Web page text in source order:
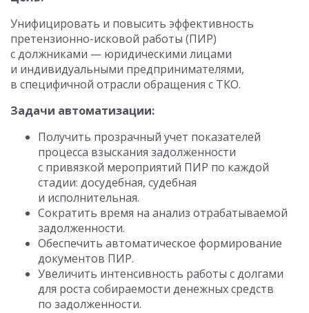
Унифицировать и повысить эффективность
претензионно-исковой работы (ПИР)
с должниками — юридическими лицами
и индивидуальными предпринимателями,
в специфичной отрасли обращения с ТКО.
Задачи автоматизации:
Получить прозрачный учет показателей
процесса взыскания задолженности
с привязкой мероприятий ПИР по каждой
стадии: досудебная, судебная
и исполнительная.
Сократить время на анализ отрабатываемой
задолженности.
Обеспечить автоматическое формирование
документов ПИР.
Увеличить интенсивность работы с долгами
для роста собираемости денежных средств
по задолженности.